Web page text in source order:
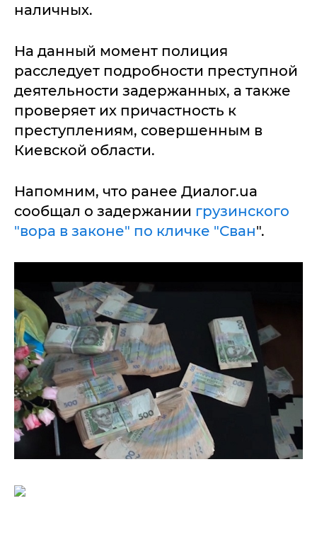
наличных.
На данный момент полиция
расследует подробности преступной
деятельности задержанных, а также
проверяет их причастность к
преступлениям, совершенным в
Киевской области.
Напомним, что ранее Диалог.ua
сообщал о задержании грузинского
"вора в законе" по кличке "Сван".